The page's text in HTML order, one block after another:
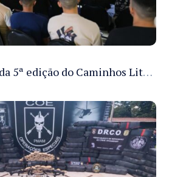
Sejusc participa da 5ª edição do Caminhos Literários com foco na cultura hip-hop nas unidades socioeducativas